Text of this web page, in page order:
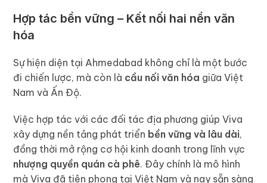
Hợp tác bền vững – Kết nối hai nền văn
hóa
Sự hiện diện tại Ahmedabad không chỉ là một bước
đi chiến lược, mà còn là cầu nối văn hóa giữa Việt
Nam và Ấn Độ.
Việc hợp tác với các đối tác địa phương giúp Viva
xây dựng nền tảng phát triển bền vững và lâu dài,
đồng thời mở rộng cơ hội kinh doanh trong lĩnh vực
nhượng quyền quán cà phê. Đây chính là mô hình
mà Viva đã tiên phong tại Việt Nam và nay sẵn sàng